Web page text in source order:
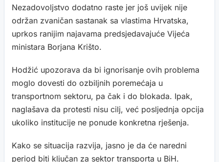
Nezadovoljstvo dodatno raste jer još uvijek nije
održan zvaničan sastanak sa vlastima Hrvatska,
uprkos ranijim najavama predsjedavajuće Vijeća
ministara Borjana Krišto.
Hodžić upozorava da bi ignorisanje ovih problema
moglo dovesti do ozbiljnih poremećaja u
transportnom sektoru, pa čak i do blokada. Ipak,
naglašava da protesti nisu cilj, već posljednja opcija
ukoliko institucije ne ponude konkretna rješenja.
Kako se situacija razvija, jasno je da će naredni
period biti ključan za sektor transporta u BiH.